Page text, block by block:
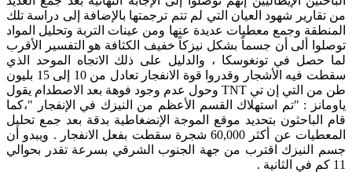
من تقارير شهود العيان التي لم تتم ترجمتها بالإضافة إلى دراسة تلك
المنطقة وجمع معطيات عديدة عنها ومن عينات التربة وتحليل المواد
توصلوا ألى أن جسماً بشكل نيزكاً خفيف الكثافة هو التفسير الأقرب
لما حصل في تونغوسكا ، والدليل على ذلك الاتجاه الموحد الذي
سقطت فيه الأشجار وقدروا قوة الانفجار تعادل من 10 إلى 15 بليون
طن من التي إن تي TNT وحول عدم وجود فوهة بعد الاصطدام يقول
ياومانز : "تم استهلاك القسم الأعظم من النيزك في الإنفجار "،كما
قام الباحثون بتحديد موقع الموجة الإنضغاطية بدقة بعد جمع تحليل
المعطيات عن أكثر 60,000 شجرة سقطت بفعل الانفجار . ويبدو أن
جسم النيزك اقترب من جهة الجنوب الشرقي بسرعة تقدر بحوالي
11 كم في الثانية .